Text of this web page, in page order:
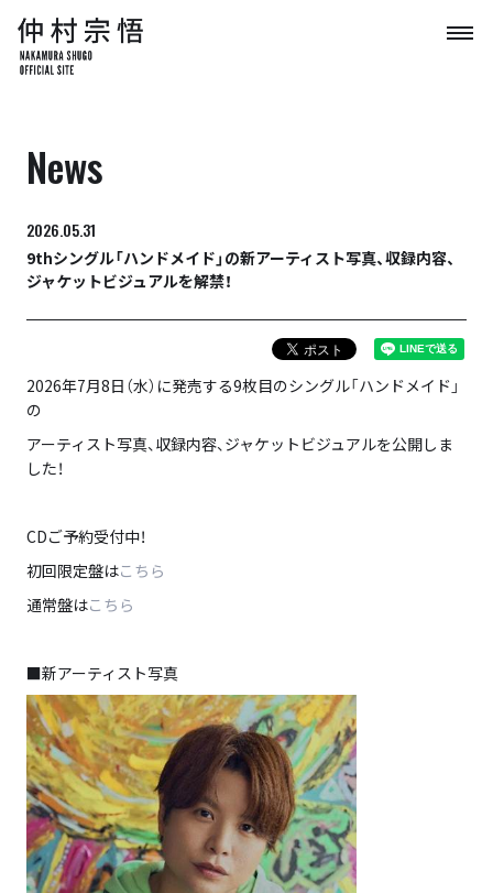
News
2026.05.31
9thシングル「ハンドメイド」の新アーティスト写真、収録内容、
ジャケットビジュアルを解禁！
2026年7月8日（水）に発売する9枚目のシングル「ハンドメイド」
の
アーティスト写真、収録内容、ジャケットビジュアルを公開しま
した！
CDご予約受付中！
初回限定盤はこちら
通常盤はこちら
■新アーティスト写真